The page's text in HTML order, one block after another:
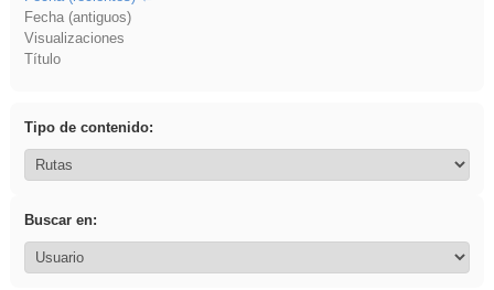
Fecha (antiguos)
Visualizaciones
Título
Tipo de contenido:
Buscar en: